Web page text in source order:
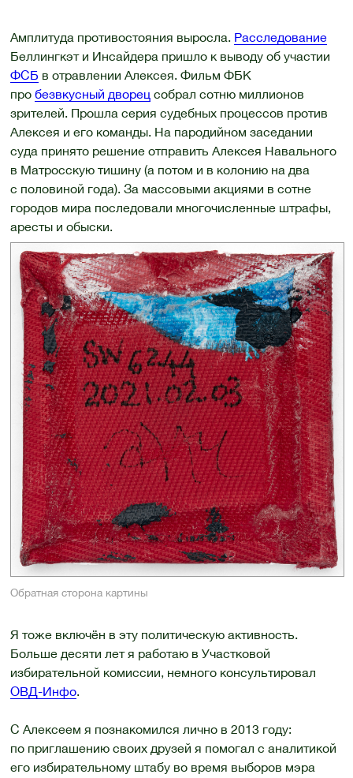
Амплитуда противостояния выросла. Расследование
Беллингкэт и Инсайдера пришло к выводу об участии
ФСБ в отравлении Алексея. Фильм ФБК
про безвкусный дворец собрал сотню миллионов
зрителей. Прошла серия судебных процессов против
Алексея и его команды. На пародийном заседании
суда принято решение отправить Алексея Навального
в Матросскую тишину (а потом и в колонию на два
с половиной года). За массовыми акциями в сотне
городов мира последовали многочисленные штрафы,
аресты и обыски.
Обратная сторона картины
Я тоже включён в эту политическую активность.
Больше десяти лет я работаю в Участковой
избирательной комиссии, немного консультировал
ОВД-Инфо.
С Алексеем я познакомился лично в 2013 году:
по приглашению своих друзей я помогал с аналитикой
его избирательному штабу во время выборов мэра